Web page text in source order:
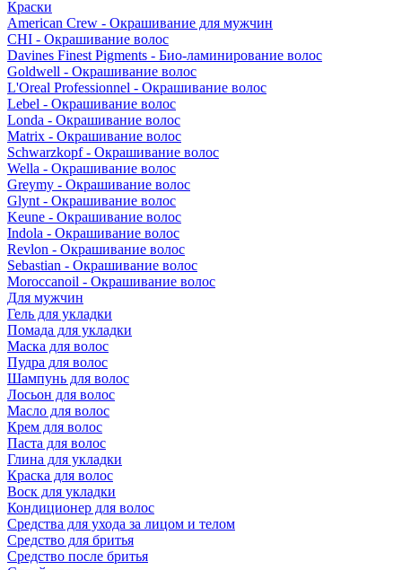
Краски
American Crew - Окрашивание для мужчин
CHI - Окрашивание волос
Davines Finest Pigments - Био-ламинирование волос
Goldwell - Окрашивание волос
L'Oreal Professionnel - Окрашивание волос
Lebel - Окрашивание волос
Londa - Окрашивание волос
Matrix - Окрашивание волос
Schwarzkopf - Окрашивание волос
Wella - Окрашивание волос
Greymy - Окрашивание волос
Glynt - Окрашивание волос
Keune - Окрашивание волос
Indola - Окрашивание волос
Revlon - Окрашивание волос
Sebastian - Окрашивание волос
Moroccanoil - Окрашивание волос
Для мужчин
Гель для укладки
Помада для укладки
Маска для волос
Пудра для волос
Шампунь для волос
Лосьон для волос
Масло для волос
Крем для волос
Паста для волос
Глина для укладки
Краска для волос
Воск для укладки
Кондиционер для волос
Средства для ухода за лицом и телом
Средство для бритья
Средство после бритья